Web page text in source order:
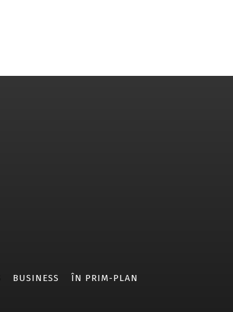
BUSINESS ÎN PRIM-PLAN